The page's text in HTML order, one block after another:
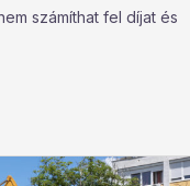
számíthat fel díjat és